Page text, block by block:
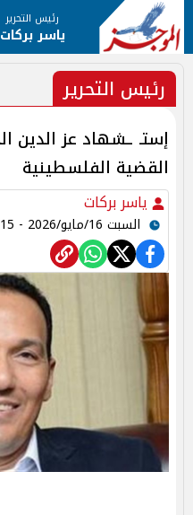
رئيس التحرير
ياسر بركات
رئيس التحرير
إستـ ـشهاد عز الدين
القضية الفلسطينية
ياسر بركات
السبت 16/مايو/2026 - 03:15 م